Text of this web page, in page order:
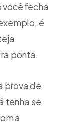
você fecha
é
ponta.
prova de
tenha se
a